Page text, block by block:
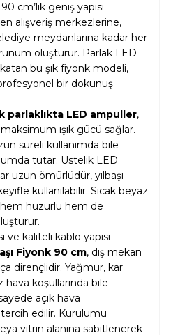
cm’lik geniş yapısı
alışveriş merkezlerine,
meydanlarına kadar her
oluşturur. Parlak LED
katan bu şık fiyonk modeli,
bir dokunuş
parlaklıkta LED ampuller,
ışık gücü sağlar.
süreli kullanımda bile
tutar. Üstelik LED
uzun ömürlüdür, yılbaşı
kullanılabilir. Sıcak beyaz
hem huzurlu hem de
ve kaliteli kablo yapısı
Fiyonk 90 cm, dış mekan
dirençlidir. Yağmur, kar
koşullarında bile
açık hava
edilir. Kurulumu
vitrin alanına sabitlenerek